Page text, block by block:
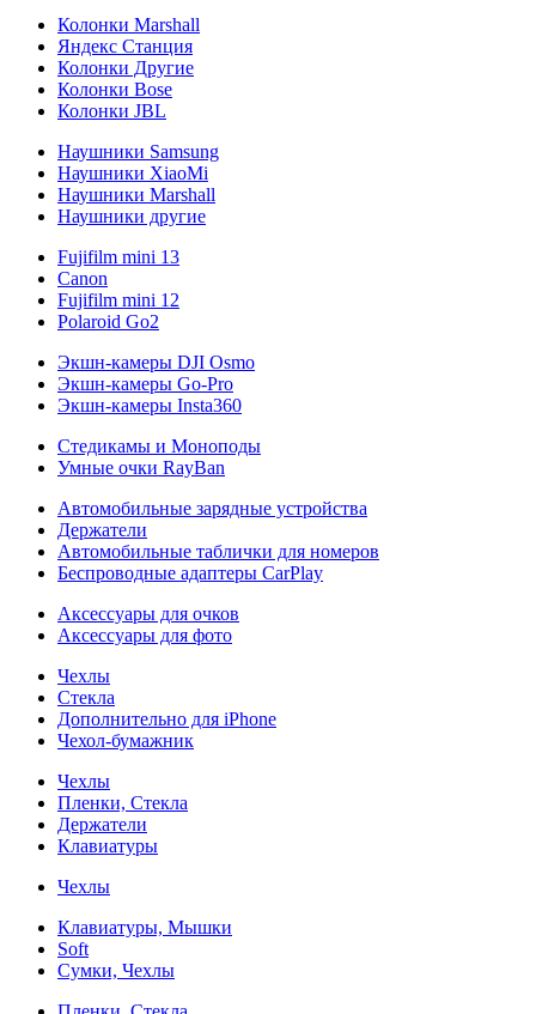
Колонки Marshall
Яндекс Станция
Колонки Другие
Колонки Bose
Колонки JBL
Наушники Samsung
Наушники XiaoMi
Наушники Marshall
Наушники другие
Fujifilm mini 13
Canon
Fujifilm mini 12
Polaroid Go2
Экшн-камеры DJI Osmo
Экшн-камеры Go-Pro
Экшн-камеры Insta360
Стедикамы и Моноподы
Умные очки RayBan
Автомобильные зарядные устройства
Держатели
Автомобильные таблички для номеров
Беспроводные адаптеры CarPlay
Аксессуары для очков
Аксессуары для фото
Чехлы
Стекла
Дополнительно для iPhone
Чехол-бумажник
Чехлы
Пленки, Стекла
Держатели
Клавиатуры
Чехлы
Клавиатуры, Мышки
Soft
Сумки, Чехлы